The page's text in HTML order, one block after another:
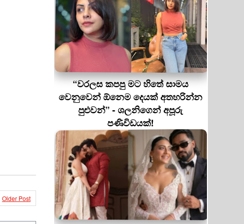
Older Post
“වරලස කපපු මට හිතේ සාමය
වෙනුවෙන් ඕනෙම දෙයක් අතහරින්න
පුළුවන්” - ශලනිගෙන් අපූරු
පණිවිඩයක්!